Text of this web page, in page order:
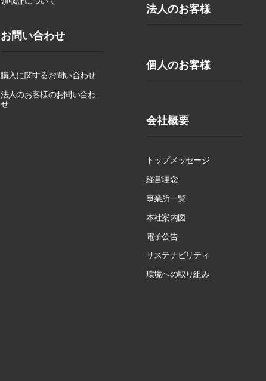
お問い合わせ
購入に関するお問い合わせ
法人のお客様のお問い合わ
せ
法人のお客様
個人のお客様
会社概要
トップメッセージ
経営理念
事業所一覧
本社案内図
電子公告
サステナビリティ
環境への取り組み